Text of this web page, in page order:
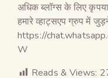
अधिक ब्लॉग्स के लिए
हमारे व्हाट्सएप ग्रुप में
https://
W
Reads & Views: